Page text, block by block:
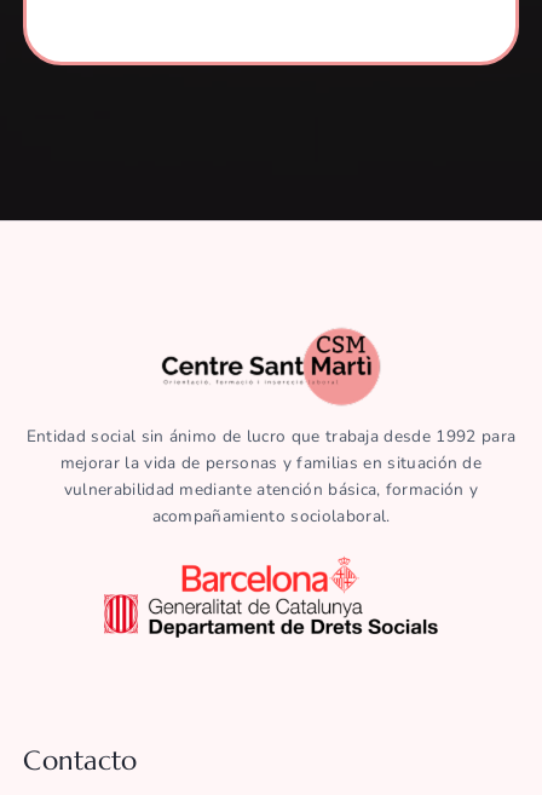
Entidad social sin ánimo de lucro que trabaja desde 1992 para
mejorar la vida de personas y familias en situación de
vulnerabilidad mediante atención básica, formación y
acompañamiento sociolaboral.
Contacto